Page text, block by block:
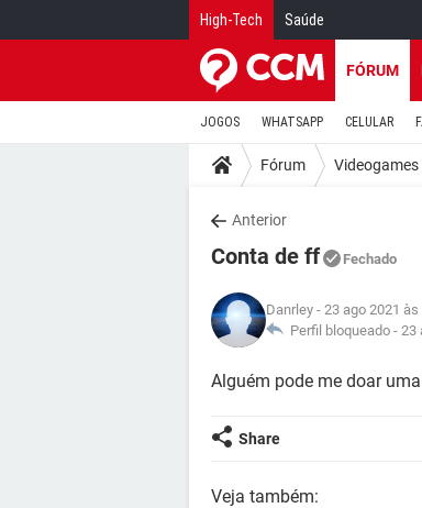
High-Tech Saúde
FÓRUM
JOGOS WHATSAPP CELULAR
Fórum
Anterior
Conta de ff Fechado
Danrley - 23 ago 2021 às
Perfil bloqueado - 23
Alguém pode me doar
Share
Veja também: